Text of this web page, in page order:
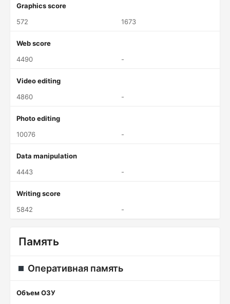
Graphics score
572
1673
Web score
4490
-
Video editing
4860
-
Photo editing
10076
-
Data manipulation
4443
-
Writing score
5842
-
Память
Оперативная память
Объем ОЗУ